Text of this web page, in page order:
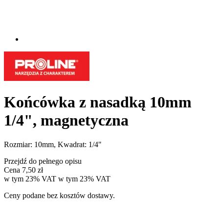
Końcówka z nasadką 10mm
1/4", magnetyczna
Rozmiar: 10mm, Kwadrat: 1/4"
Przejdź do pełnego opisu
Cena 7,50 zł
w tym 23% VAT w tym 23% VAT
Ceny podane bez kosztów dostawy.